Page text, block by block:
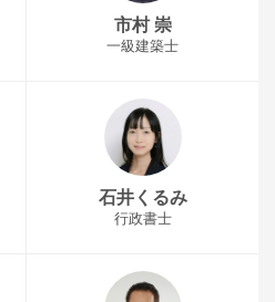
市村 崇
一級建築士
石井くるみ
行政書士